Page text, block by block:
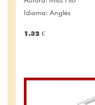
Idioma: Anglés
1.32 €